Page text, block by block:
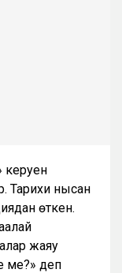
керуен
Тарихи нысан
өткен.
жаяу
ме?» деп